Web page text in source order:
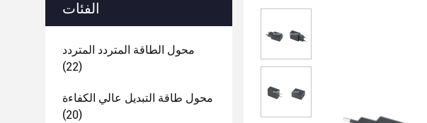
الفئات
محول الطاقة المتردد المتردد
(22)
محول طاقة التبديل عالي الكفاءة
(20)